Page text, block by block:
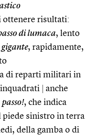
ottenere risultati:
di lumaca, lento
gigante, rapidamente,
di reparti militari in
anche
passo!, che indica
piede sinistro in terra
della gamba o di